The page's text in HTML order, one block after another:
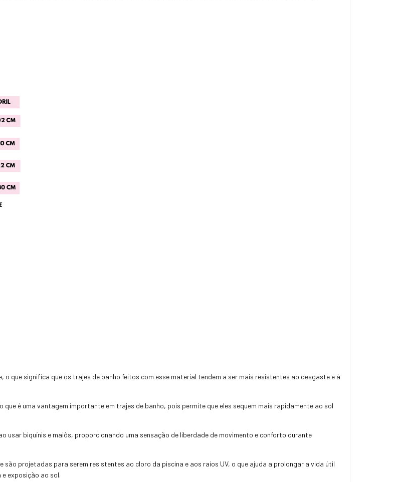
o que significa que os trajes de banho feitos com esse material tendem a ser mais resistentes ao desgaste e à
é uma vantagem importante em trajes de banho, pois permite que eles sequem mais rapidamente ao sol
usar biquínis e maiôs, proporcionando uma sensação de liberdade de movimento e conforto durante
são projetadas para serem resistentes ao cloro da piscina e aos raios UV, o que ajuda a prolongar a vida útil
exposição ao sol.